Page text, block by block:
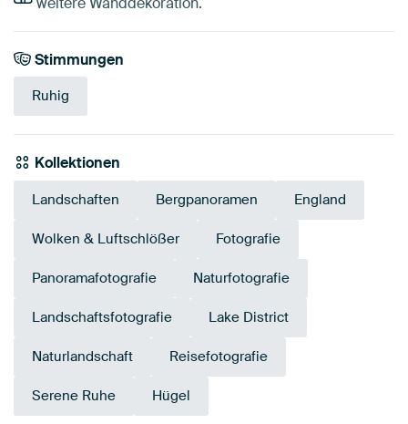
Stimmungen
Ruhig
Kollektionen
Landschaften Bergpanoramen England
Wolken & Luftschlößer Fotografie
Panoramafotografie Naturfotografie
Landschaftsfotografie Lake District
Naturlandschaft Reisefotografie
Serene Ruhe Hügel